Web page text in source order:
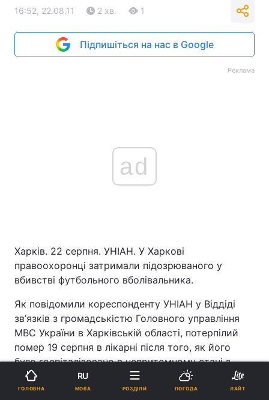
16:52, 22.08.11 2 хв. 1
Підпишіться на нас в Google
Реклама
ad
Харків. 22 серпня. УНІАН. У Харкові
правоохоронці затримали підозрюваного у
вбивстві футбольного вболівальника.
Як повідомили кореспонденту УНІАН у Віддіді
зв’язків з громадськістю Головного управління
МВС України в Харківській області, потерпілий
помер 19 серпня в лікарні після того, як його
було госпіталізовано в непритомному стані з
травмами голови зі стадіону «Металіст».
ГОЛОВНА
RU
МОВА РОЗДІЛИ ПОГОДА ЛАЙТ